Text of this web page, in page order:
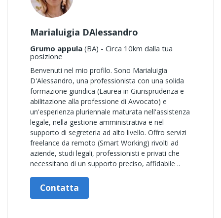
Marialuigia DAlessandro
Grumo appula (BA) - Circa 10km dalla tua
posizione
Benvenuti nel mio profilo. Sono Marialuigia
D'Alessandro, una professionista con una solida
formazione giuridica (Laurea in Giurisprudenza e
abilitazione alla professione di Avvocato) e
un'esperienza pluriennale maturata nell'assistenza
legale, nella gestione amministrativa e nel
supporto di segreteria ad alto livello. Offro servizi
freelance da remoto (Smart Working) rivolti ad
aziende, studi legali, professionisti e privati che
necessitano di un supporto preciso, affidabile ..
Contatta